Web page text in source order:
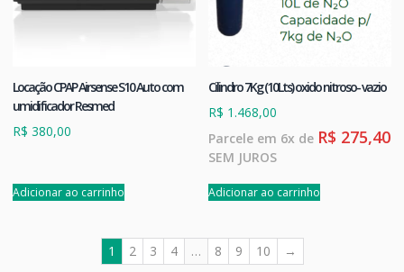
Locação CPAP Airsense S10 Auto com
umidificador Resmed
R$ 380,00
Adicionar ao carrinho
Cilindro 7Kg (10Lts) oxido nitroso- vazio
R$ 1.468,00
Parcele em 6x de R$ 275,40
SEM JUROS
Adicionar ao carrinho
1 2 3 4 … 8 9 10 →